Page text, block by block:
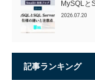
MySQLと
2026.07.20
記事ランキング